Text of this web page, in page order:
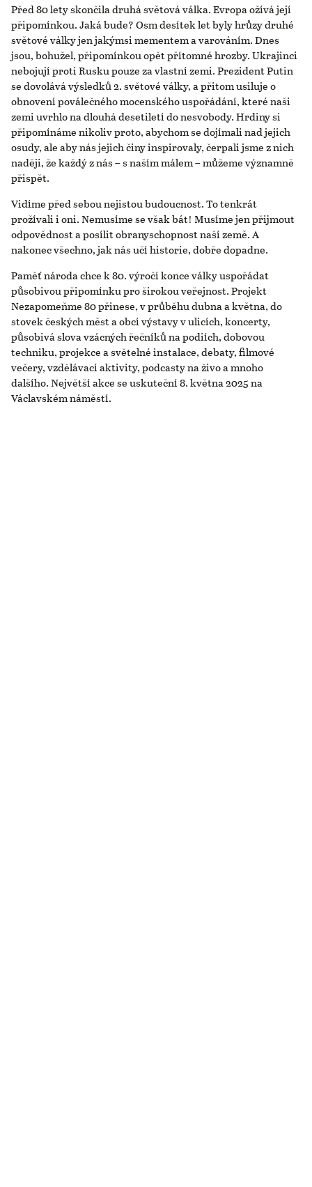
Před 80 lety skončila druhá světová válka. Evropa ožívá její
připomínkou. Jaká bude? Osm desítek let byly hrůzy druhé
světové války jen jakýmsi mementem a varováním. Dnes
jsou, bohužel, připomínkou opět přítomné hrozby. Ukrajinci
nebojují proti Rusku pouze za vlastní zemi. Prezident Putin
se dovolává výsledků 2. světové války, a přitom usiluje o
obnovení poválečného mocenského uspořádání, které naši
zemi uvrhlo na dlouhá desetiletí do nesvobody. Hrdiny si
připomínáme nikoliv proto, abychom se dojímali nad jejich
osudy, ale aby nás jejich činy inspirovaly, čerpali jsme z nich
naději, že každý z nás – s naším málem – můžeme významně
přispět.
Vidíme před sebou nejistou budoucnost. To tenkrát
prožívali i oni. Nemusíme se však bát! Musíme jen přijmout
odpovědnost a posílit obranyschopnost naší země. A
nakonec všechno, jak nás učí historie, dobře dopadne.
Paměť národa chce k 80. výročí konce války uspořádat
působivou připomínku pro širokou veřejnost. Projekt
Nezapomeňme 80 přinese, v průběhu dubna a května, do
stovek českých měst a obcí výstavy v ulicích, koncerty,
působivá slova vzácných řečníků na podiích, dobovou
techniku, projekce a světelné instalace, debaty, filmové
večery, vzdělávací aktivity, podcasty na živo a mnoho
dalšího. Největší akce se uskuteční 8. května 2025 na
Václavském náměstí.